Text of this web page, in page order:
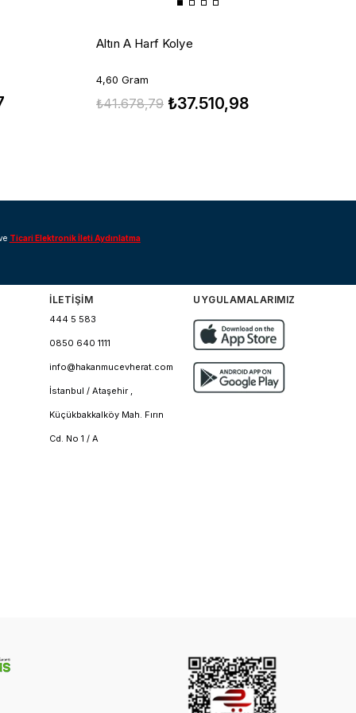
Altın A Harf Kolye
4,60 Gram
₺37.510,98
₺41.678,79
Ticari Elektronik İleti Aydınlatma
İLETİŞİM
444 5 583
0850 640 1111
info@hakanmucevherat.com
İstanbul / Ataşehir ,
Küçükbakkalköy Mah. Fırın
Cd. No 1 / A
UYGULAMALARIMIZ